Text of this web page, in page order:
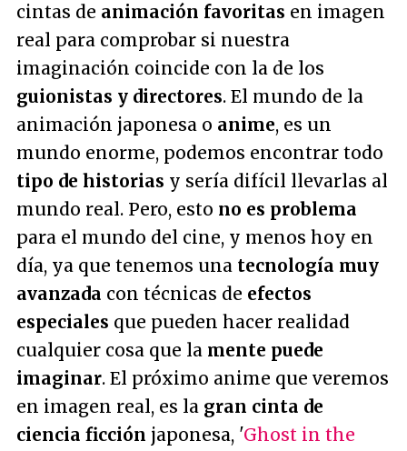
cintas de animación favoritas en imagen
real para comprobar si nuestra
imaginación coincide con la de los
guionistas y directores. El mundo de la
animación japonesa o anime, es un
mundo enorme, podemos encontrar todo
tipo de historias y sería difícil llevarlas al
mundo real. Pero, esto no es problema
para el mundo del cine, y menos hoy en
día, ya que tenemos una tecnología muy
avanzada con técnicas de efectos
especiales que pueden hacer realidad
cualquier cosa que la mente puede
imaginar. El próximo anime que veremos
en imagen real, es la gran cinta de
ciencia ficción japonesa, 'Ghost in the